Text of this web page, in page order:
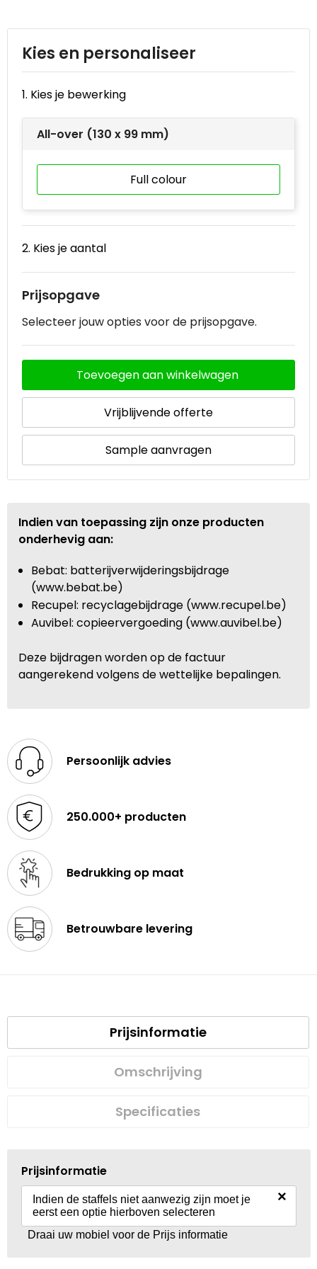
Rugzakken
Schoenentassen
Schoudertassen
Strandtassen
Tablettassen
Trolleys
Waterbestendige tassen
Goodiebags
Tenson
Urban Vitamin
VINGA
Waterman
Kies en personaliseer
1. Kies je bewerking
All-over (130 x 99 mm)
Full colour
2. Kies je aantal
Prijsopgave
Selecteer jouw opties voor de prijsopgave.
Toevoegen aan winkelwagen
Vrijblijvende offerte
Sample aanvragen
Indien van toepassing zijn onze producten
onderhevig aan:
Bebat: batterijverwijderingsbijdrage
(www.bebat.be)
Recupel: recyclagebijdrage (www.recupel.be)
Auvibel: copieervergoeding (www.auvibel.be)
Deze bijdragen worden op de factuur
aangerekend volgens de wettelijke bepalingen.
Persoonlijk advies
250.000+ producten
Bedrukking op maat
Betrouwbare levering
Prijsinformatie
Omschrijving
Specificaties
Prijsinformatie
Indien de staffels niet aanwezig zijn moet je
eerst een optie hierboven selecteren
×
Draai uw mobiel voor de Prijs informatie